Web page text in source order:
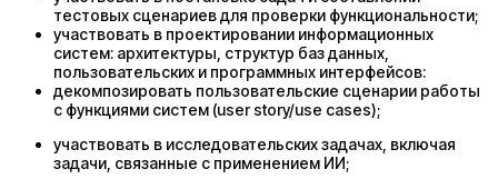
тестовых сценариев для проверки функциональности;
участвовать в проектировании информационных
систем: архитектуры, структур баз данных,
пользовательских и программных интерфейсов:
декомпозировать пользовательские сценарии работы
с функциями систем (user story/use cases);
участвовать в исследовательских задачах, включая
задачи, связанные с применением ИИ;